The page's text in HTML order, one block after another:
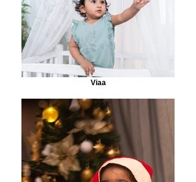
Viaa